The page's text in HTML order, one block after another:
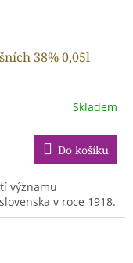
38% 0,05l
Skladem
Do košíku
významu
v roce 1918.